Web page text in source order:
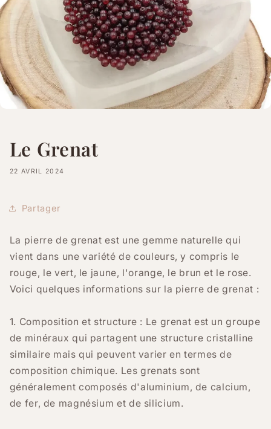
Le Grenat
22 AVRIL 2024
Partager
La pierre de grenat est une gemme naturelle qui
vient dans une variété de couleurs, y compris le
rouge, le vert, le jaune, l'orange, le brun et le rose.
Voici quelques informations sur la pierre de grenat :
1. Composition et structure : Le grenat est un groupe
de minéraux qui partagent une structure cristalline
similaire mais qui peuvent varier en termes de
composition chimique. Les grenats sont
généralement composés d'aluminium, de calcium,
de fer, de magnésium et de silicium.